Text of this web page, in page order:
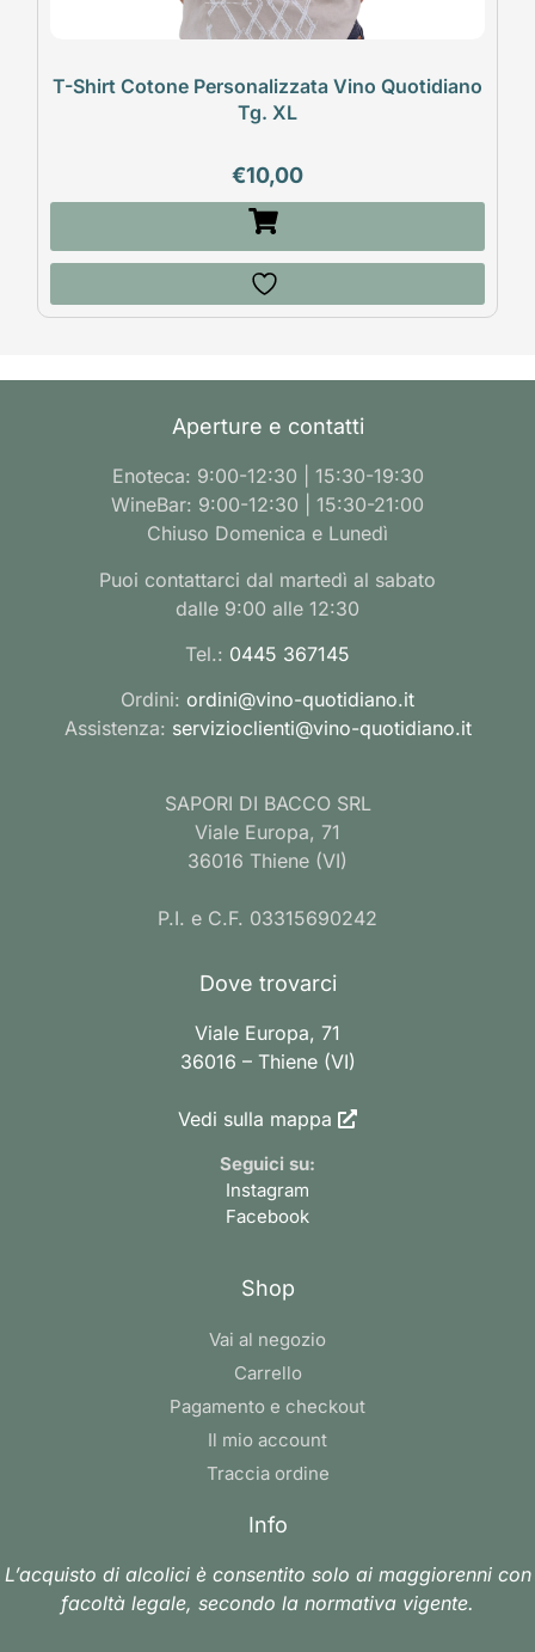
T-Shirt Cotone Personalizzata Vino Quotidiano
Tg. XL
€10,00
Aperture e contatti
Enoteca: 9:00-12:30 | 15:30-19:30
WineBar: 9:00-12:30 | 15:30-21:00
Chiuso Domenica e Lunedì
Puoi contattarci dal martedì al sabato
dalle 9:00 alle 12:30
Tel.: 0445 367145
Ordini: ordini@vino-quotidiano.it
Assistenza: servizioclienti@vino-quotidiano.it
SAPORI DI BACCO SRL
Viale Europa, 71
36016 Thiene (VI)
P.I. e C.F. 03315690242
Dove trovarci
Viale Europa, 71
36016 – Thiene (VI)
Vedi sulla mappa
Seguici su:
Instagram
Facebook
Shop
Vai al negozio
Carrello
Pagamento e checkout
Il mio account
Traccia ordine
Info
L’acquisto di alcolici è consentito solo ai maggiorenni con
facoltà legale, secondo la normativa vigente.